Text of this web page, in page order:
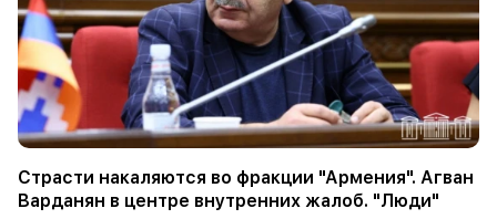
Страсти накаляются во фракции "Армения". Агван
Варданян в центре внутренних жалоб. "Люди"